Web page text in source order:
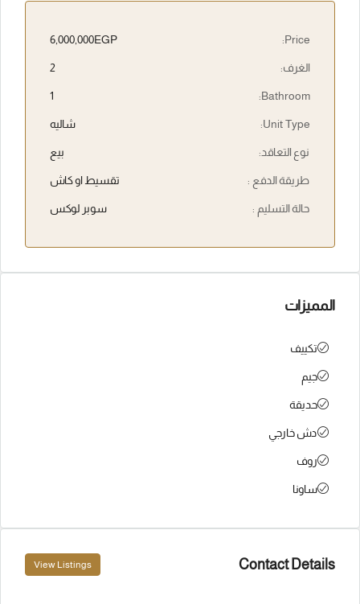
Price:
6,000,000EGP
الغرف: 2
Bathroom:
1
Unit Type: شاليه
نوع التعاقد: بيع
طريقة الدفع : تقسيط او كاش
حالة التسليم : سوبر لوكس
المميزات
تكييف
جيم
حديقة
دش خارجي
روف
ساونا
Contact Details
View Listings